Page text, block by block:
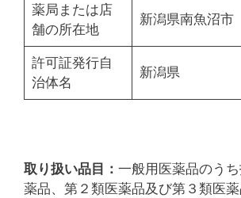
薬局または店
舗の所在地
新潟県南魚沼市
許可証発行自
治体名
新潟県
取り扱い品目： 一般用医薬品のう
薬品、第２類医薬品及び第３類医薬